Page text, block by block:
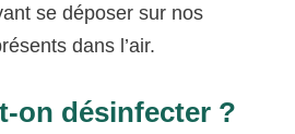
se déposer sur nos
dans l’air.
on désinfecter ?